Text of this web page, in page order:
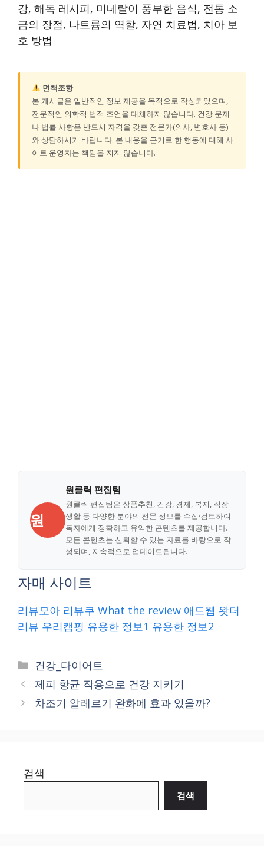
강, 해독 레시피, 미네랄이 풍부한 음식, 전통 소
금의 장점, 나트륨의 역할, 자연 치료법, 치아 보
호 방법
면책조항
본 게시글은 일반적인 정보 제공을 목적으로 작성되었으며,
전문적인 의학적·법적 조언을 대체하지 않습니다. 건강 문제
나 법률 사항은 반드시 자격을 갖춘 전문가(의사, 변호사 등)
와 상담하시기 바랍니다. 본 내용을 근거로 한 행동에 대해 사
이트 운영자는 책임을 지지 않습니다.
원
원클릭 편집팀
원클릭 편집팀은 상품추천, 건강, 경제, 복지, 직장
생활 등 다양한 분야의 전문 정보를 수집·검토하여
독자에게 정확하고 유익한 콘텐츠를 제공합니다.
모든 콘텐츠는 신뢰할 수 있는 자료를 바탕으로 작
성되며, 지속적으로 업데이트됩니다.
자매 사이트
리뷰모아 리뷰쿠 What the review 애드웹 왓더
리뷰 우리캠핑 유용한 정보1 유용한 정보2
Categories
건강_다이어트
제피 항균 작용으로 건강 지키기
차조기 알레르기 완화에 효과 있을까?
검색
검색